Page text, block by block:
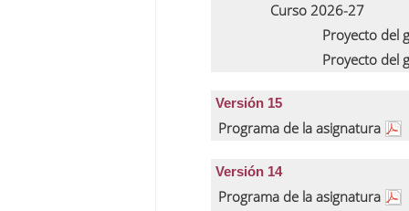
Curso 2026-27
Proyecto del
Proyecto del
Versión 15
Programa de la asignatura
Versión 14
Programa de la asignatura